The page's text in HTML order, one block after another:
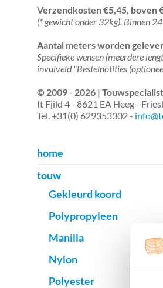
Verzendkosten €5,45, boven
(* gewicht onder 32kg). Binnen
Aantal meters worden
Specifieke wensen (meerdere
invulveld "Bestelnotities
© 2009 - 2026 |
It Fjild 4 - 8621 EA Heeg -
Tel. +31(0) 629353302 -
home
touw
Gekleurd koord
Polypropyleen
Manilla
Nylon
Polyester